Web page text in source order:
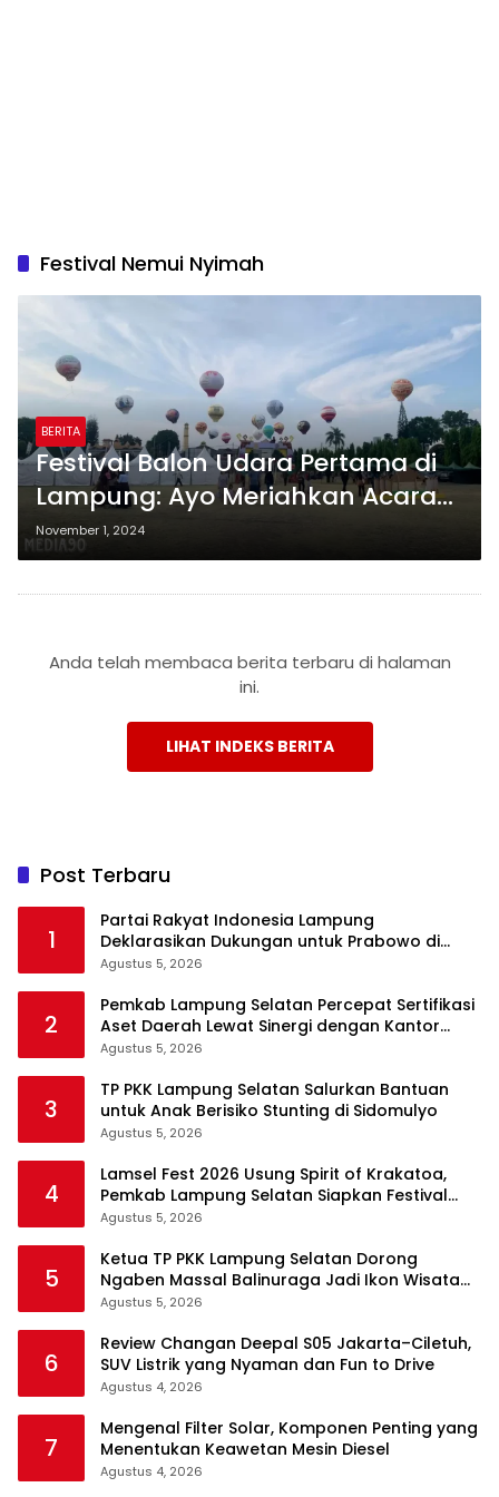
Festival Nemui Nyimah
BERITA
Festival Balon Udara Pertama di
Lampung: Ayo Meriahkan Acara
di Lapangan Korpri Bandar
Lampung!
November 1, 2024
Anda telah membaca berita terbaru di halaman
ini.
LIHAT INDEKS BERITA
Post Terbaru
1
Partai Rakyat Indonesia Lampung
Deklarasikan Dukungan untuk Prabowo di
Pilpres 2029
Agustus 5, 2026
2
Pemkab Lampung Selatan Percepat Sertifikasi
Aset Daerah Lewat Sinergi dengan Kantor
Pertanahan
Agustus 5, 2026
3
TP PKK Lampung Selatan Salurkan Bantuan
untuk Anak Berisiko Stunting di Sidomulyo
Agustus 5, 2026
4
Lamsel Fest 2026 Usung Spirit of Krakatoa,
Pemkab Lampung Selatan Siapkan Festival
Lebih Spektakuler
Agustus 5, 2026
5
Ketua TP PKK Lampung Selatan Dorong
Ngaben Massal Balinuraga Jadi Ikon Wisata
Budaya
Agustus 5, 2026
6
Review Changan Deepal S05 Jakarta–Ciletuh,
SUV Listrik yang Nyaman dan Fun to Drive
Agustus 4, 2026
7
Mengenal Filter Solar, Komponen Penting yang
Menentukan Keawetan Mesin Diesel
Agustus 4, 2026